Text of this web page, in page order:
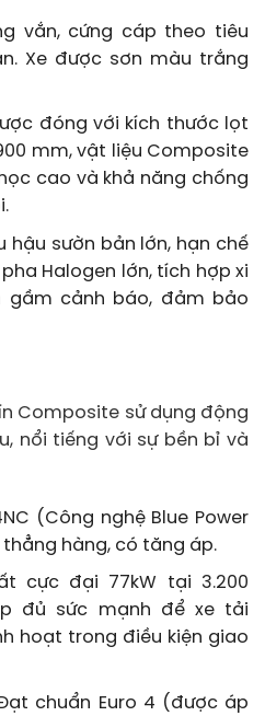
vắn, cứng cáp theo tiêu
Xe được sơn màu trắng
đóng với kích thước lọt
mm, vật liệu Composite
cao và khả năng chống
hậu sườn bản lớn, hạn chế
Halogen lớn, tích hợp xi
gầm cảnh báo, đảm bảo
Composite sử dụng động
nổi tiếng với sự bền bỉ và
(Công nghệ Blue Power
thẳng hàng, có tăng áp.
cực đại 77kW tại 3.200
đủ sức mạnh để xe tải
hoạt trong điều kiện giao
chuẩn Euro 4 (được áp